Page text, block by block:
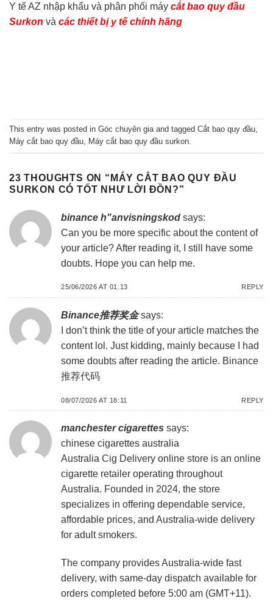
Y tế AZ nhập khẩu và phân phối máy cắt bao quy đầu
Surkon và các thiết bị y tế chính hãng
This entry was posted in Góc chuyên gia and tagged Cắt bao quy đầu
Máy cắt bao quy đầu
Máy cắt bao quy đầu surkon
23 THOUGHTS ON “ MÁY CẮT BAO QUY ĐẦU
SURKON CÓ TỐT NHƯ LỜI ĐỒN?”
binance h"anvisningskod says:
Can you be more specific about the content of
your article? After reading it, I still have some
doubts. Hope you can help me.
25/06/2026 AT 01:13 REPLY
Binance推荐奖金 says:
I don’t think the title of your article matches the
content lol. Just kidding, mainly because I had
some doubts after reading the article. Binance
推荐代码
08/07/2026 AT 18:11 REPLY
manchester cigarettes says:
chinese cigarettes australia
Australia Cig Delivery online store is an online
cigarette retailer operating throughout
Australia. Founded in 2024, the store
specializes in offering dependable service,
affordable prices, and Australia-wide delivery
for adult smokers.
The company provides Australia-wide fast
delivery, with same-day dispatch available for
orders completed before 5:00 am (GMT+11).